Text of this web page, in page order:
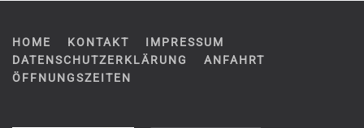
HOME KONTAKT
IMPRESSUM
DATENSCHUTZERKLÄRUNG
ANFAHRT
ÖFFNUNGSZEITEN